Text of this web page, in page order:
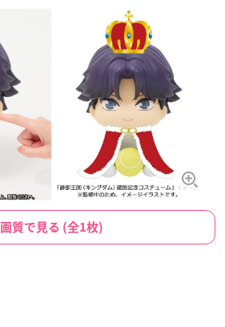
質で見る (全1枚)